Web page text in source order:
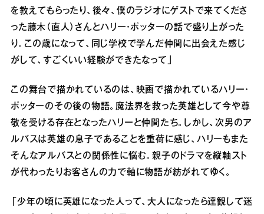
を教えてもらったり、後々、僕のラジオにゲストで来てくださ
った藤木（直人）さんとハリー・ポッターの話で盛り上がった
り。この歳になって、同じ学校で学んだ仲間に出会えた感じ
がして、すごくいい経験ができたなって」
この舞台で描かれているのは、映画で描かれているハリー・
ポッターのその後の物語。魔法界を救った英雄として今や尊
敬を受ける存在となったハリーと仲間たち。しかし、次男のア
ルバスは英雄の息子であることを重荷に感じ、ハリーもまた
そんなアルバスとの関係性に悩む。親子のドラマを縦軸スト
が代わったりお客さんの力で軸に物語が紡がれてゆく。
「少年の頃に英雄になった人って、大人になったら達観して迷